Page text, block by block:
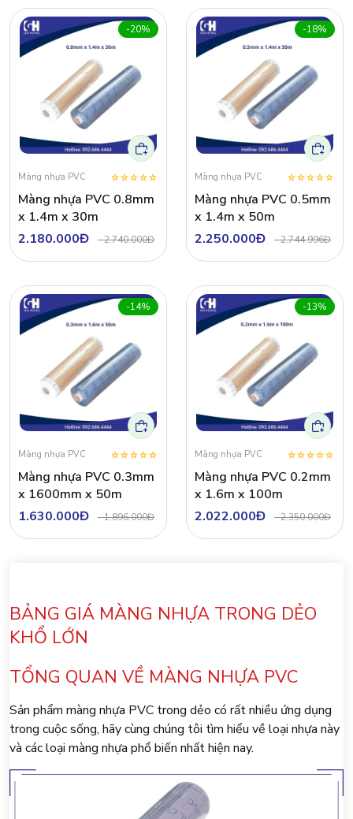
-20%
Màng nhựa PVC
Màng nhựa PVC 0.8mm
x 1.4m x 30m
2.180.000Đ
-2.740.000Đ
-18%
Màng nhựa PVC
Màng nhựa PVC 0.5mm
x 1.4m x 50m
2.250.000Đ
-2.744.996Đ
-14%
Màng nhựa PVC
Màng nhựa PVC 0.3mm
x 1600mm x 50m
1.630.000Đ
-1.896.000Đ
-13%
Màng nhựa PVC
Màng nhựa PVC 0.2mm
x 1.6m x 100m
2.022.000Đ
-2.350.000Đ
BẢNG GIÁ MÀNG NHỰA TRONG DẺO
KHỔ LỚN
TỔNG QUAN VỀ MÀNG NHỰA PVC
Sản phẩm màng nhựa PVC trong dẻo có rất nhiều ứng dụng
trong cuộc sống, hãy cùng chúng tôi tìm hiểu về loại nhựa này
và các loại màng nhựa phổ biến nhất hiện nay.